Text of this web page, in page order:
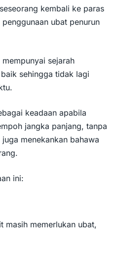
kembali ke paras
ubat penurun
sejarah
sehingga tidak lagi
keadaan apabila
jangka panjang, tanpa
menekankan bahawa
ini:
masih memerlukan ubat,